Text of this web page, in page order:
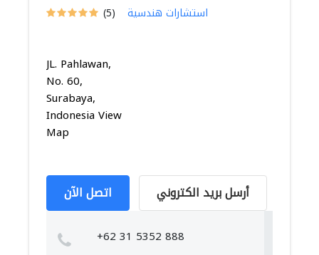
(5) استشارات هندسية
JL. Pahlawan,
No. 60,
Surabaya,
Indonesia View
Map
اتصل الآن أرسل بريد الكتروني
+62 31 5352 888